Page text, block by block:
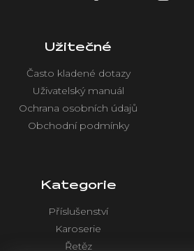
Užitečné
Často kladené dotazy
Uživatelský manuál
Ochrana osobních údajů
Obchodní podmínky
Kategorie
Příslušenství
Karoserie
Řetěz